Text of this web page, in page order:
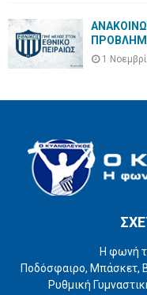
1
Η φωνή
Ποδόσφαιρο, Μπάσκετ,
Ρυθμική